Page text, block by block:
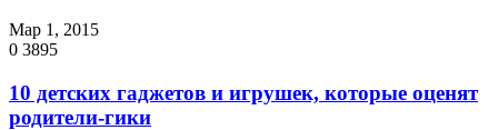
Мар 1, 2015
0 3895
10 детских гаджетов и игрушек, которые оценят
родители-гики